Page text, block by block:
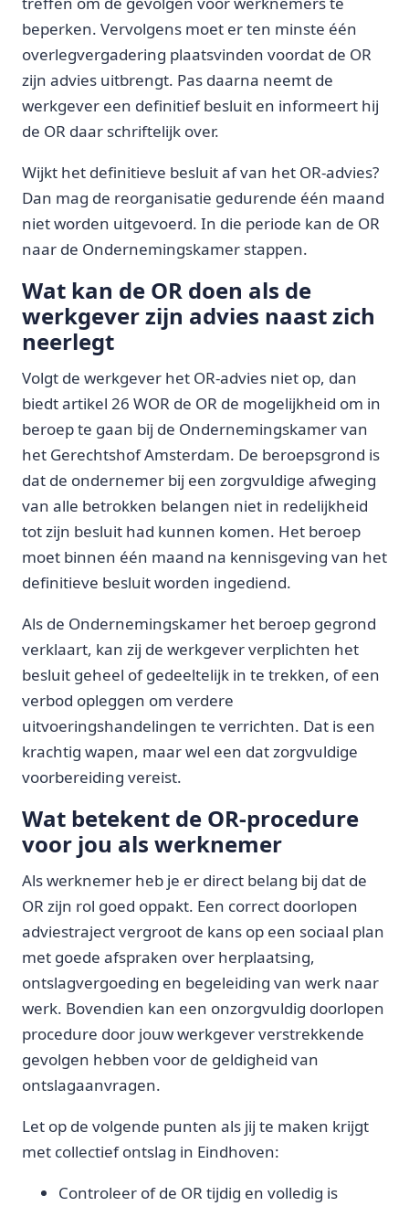
beperken. Vervolgens moet er ten minste één
overlegvergadering plaatsvinden voordat de OR
zijn advies uitbrengt. Pas daarna neemt de
werkgever een definitief besluit en informeert hij
de OR daar schriftelijk over.
Wijkt het definitieve besluit af van het OR-advies?
Dan mag de reorganisatie gedurende één maand
niet worden uitgevoerd. In die periode kan de OR
naar de Ondernemingskamer stappen.
Wat kan de OR doen als de
werkgever zijn advies naast zich
neerlegt
Volgt de werkgever het OR-advies niet op, dan
biedt artikel 26 WOR de OR de mogelijkheid om in
beroep te gaan bij de Ondernemingskamer van
het Gerechtshof Amsterdam. De beroepsgrond is
dat de ondernemer bij een zorgvuldige afweging
van alle betrokken belangen niet in redelijkheid
tot zijn besluit had kunnen komen. Het beroep
moet binnen één maand na kennisgeving van het
definitieve besluit worden ingediend.
Als de Ondernemingskamer het beroep gegrond
verklaart, kan zij de werkgever verplichten het
besluit geheel of gedeeltelijk in te trekken, of een
verbod opleggen om verdere
uitvoeringshandelingen te verrichten. Dat is een
krachtig wapen, maar wel een dat zorgvuldige
voorbereiding vereist.
Wat betekent de OR-procedure
voor jou als werknemer
Als werknemer heb je er direct belang bij dat de
OR zijn rol goed oppakt. Een correct doorlopen
adviestraject vergroot de kans op een sociaal plan
met goede afspraken over herplaatsing,
ontslagvergoeding en begeleiding van werk naar
werk. Bovendien kan een onzorgvuldig doorlopen
procedure door jouw werkgever verstrekkende
gevolgen hebben voor de geldigheid van
ontslagaanvragen.
Let op de volgende punten als jij te maken krijgt
met collectief ontslag in Eindhoven:
Controleer of de OR tijdig en volledig is